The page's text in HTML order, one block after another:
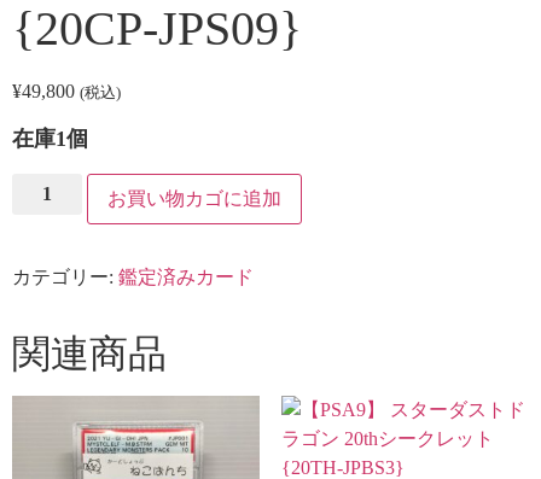
{20CP-JPS09}
¥49,800 (税込)
在庫1個
【PSA10】
し
ー
ク
レ
ッ
JPS09}
お買い物カゴに追加
カテゴリー: 鑑定済みカード
関連商品